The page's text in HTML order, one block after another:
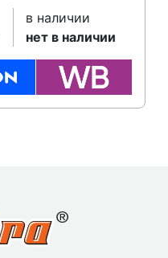
в наличии
нет в наличии